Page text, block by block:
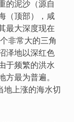
的泥沙（源自
（顶部），咸
最大深度现在
非常大的三角
泽地以深红色
于频繁的洪水
方最为普遍。
地上涨的海水切